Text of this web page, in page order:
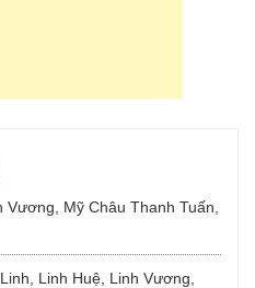
Vương, Mỹ Châu Thanh Tuấn,
Linh Huệ, Linh Vương,